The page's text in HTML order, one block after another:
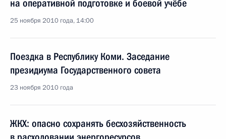
на оперативной подготовке и боевой учёбе
25 ноября 2010 года, 14:00
Поездка в Республику Коми. Заседание
президиума Государственного совета
23 ноября 2010 года
ЖКХ: опасно сохранять бесхозяйственность